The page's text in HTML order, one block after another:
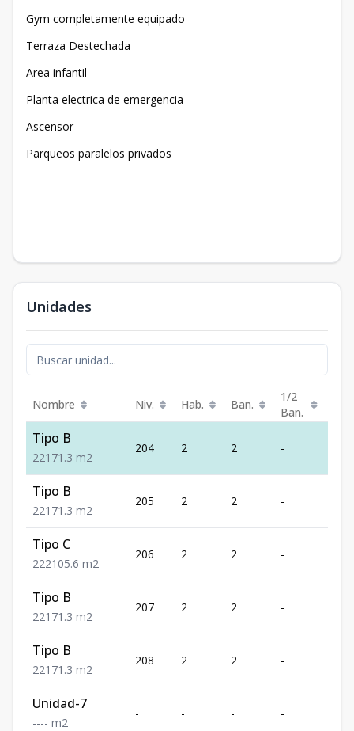
Gym completamente equipado
Terraza Destechada
Area infantil
Planta electrica de emergencia
Ascensor
Parqueos paralelos privados
Unidades
Nombre Niv. Hab. Ban.
1/2
Ban.
Tipo B
221 71.3 m2
204 2 2 -
Tipo B
221 71.3 m2
205 2 2 -
Tipo C
222105.6 m2
206 2 2 -
Tipo B
221 71.3 m2
207 2 2 -
Tipo B
221 71.3 m2
208 2 2 -
Unidad-7
---- m2
- - - -